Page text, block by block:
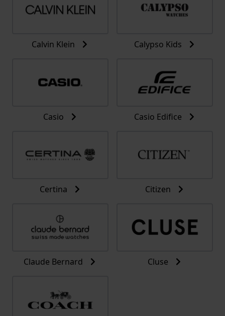
Calvin Klein Calypso Kids
Casio Casio Edifice
Certina Citizen
Claude Bernard Cluse